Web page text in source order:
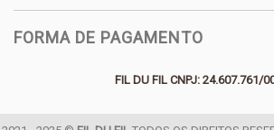
FORMA DE PAGAMENTO
FIL DU FIL CNPJ: 24.607.761/